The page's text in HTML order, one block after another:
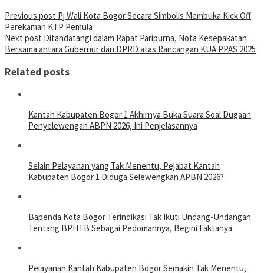
Previous post Pj Wali Kota Bogor Secara Simbolis Membuka Kick Off
Perekaman KTP Pemula
Next post Ditandatangi dalam Rapat Paripurna, Nota Kesepakatan
Bersama antara Gubernur dan DPRD atas Rancangan KUA PPAS 2025
Related posts
Kantah Kabupaten Bogor 1 Akhirnya Buka Suara Soal Dugaan
Penyelewengan ABPN 2026, Ini Penjelasannya
Selain Pelayanan yang Tak Menentu, Pejabat Kantah
Kabupaten Bogor 1 Diduga Selewengkan APBN 2026?
Bapenda Kota Bogor Terindikasi Tak Ikuti Undang-Undangan
Tentang BPHTB Sebagai Pedomannya, Begini Faktanya
Pelayanan Kantah Kabupaten Bogor Semakin Tak Menentu,